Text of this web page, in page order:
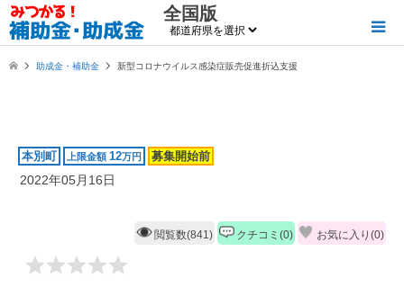
全国版
助成金・補助金 新型コロナウイルス感染症販売促進折込支援
本別町 上限金額 12万円 募集開始前
2022年05月16日
閲覧数(841) クチコミ(0) お気に入り(0)